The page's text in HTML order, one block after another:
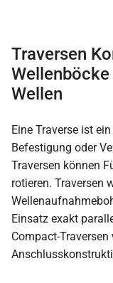
Traversen
Wellen
Eine Traverse ist
Befestigung oder
Traversen können
rotieren. Traversen
Einsatz exakt
Compact-